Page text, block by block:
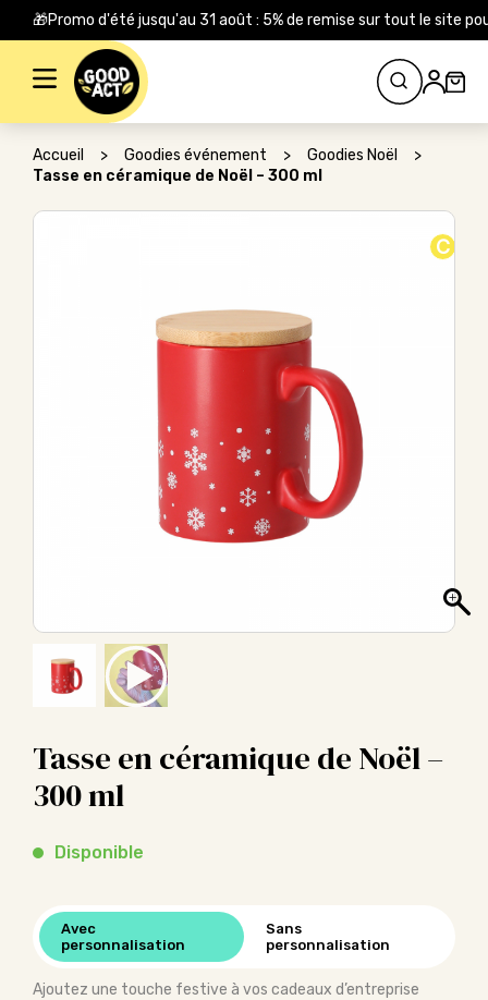
🎁Promo d'été jusqu'au 31 août : 5% de remise sur tout le site
Rechercher :
Accueil > Goodies événement > Goodies Noël
>
Tasse en céramique de Noël – 300 ml
C
Tasse en céramique de Noël –
300 ml
Disponible
Avec
personnalisation
Sans
personnalisation
Ajoutez une touche festive à vos cadeaux d’entreprise